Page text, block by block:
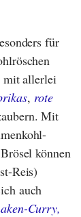
für
mit allerlei
, rote
Mit
können
Reis)
auch
Curry,